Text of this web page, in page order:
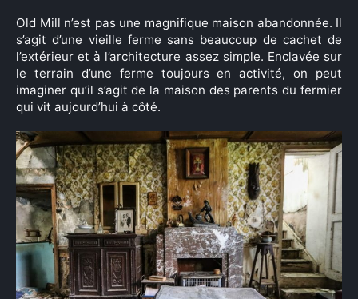
Old Mill n’est pas une magnifique maison abandonnée. Il
s’agit d’une vieille ferme sans beaucoup de cachet de
l’extérieur et à l’architecture assez simple. Enclavée sur
le terrain d’une ferme toujours en activité, on peut
imaginer qu’il s’agit de la maison des parents du fermier
qui vit aujourd’hui à côté.